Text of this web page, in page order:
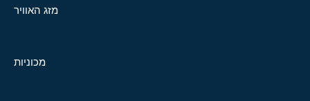
מזג האוויר
מכוניות